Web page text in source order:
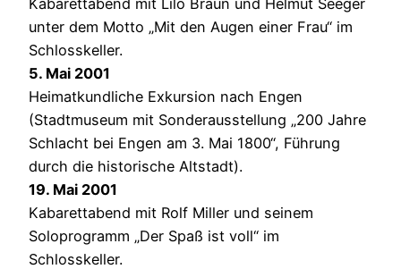
unter dem Motto „Mit den Augen einer Frau“ im
Schlosskeller.
5. Mai 2001
Heimatkundliche Exkursion nach Engen
(Stadtmuseum mit Sonderausstellung „200 Jahre
Schlacht bei Engen am 3. Mai 1800“, Führung
durch die historische Altstadt).
19. Mai 2001
Kabarettabend mit Rolf Miller und seinem
Soloprogramm „Der Spaß ist voll“ im
Schlosskeller.